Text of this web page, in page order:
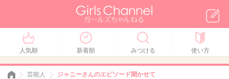
人気順 新着順 みつける 使い方
芸能人 ジャニーさんのエピソード聞かせて